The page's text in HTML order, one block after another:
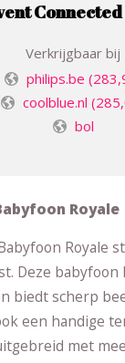
Verkrijgbaar bij
philips.be
coolblue.nl
bol
Royale
Royale
Deze
biedt scherp
een handige
met